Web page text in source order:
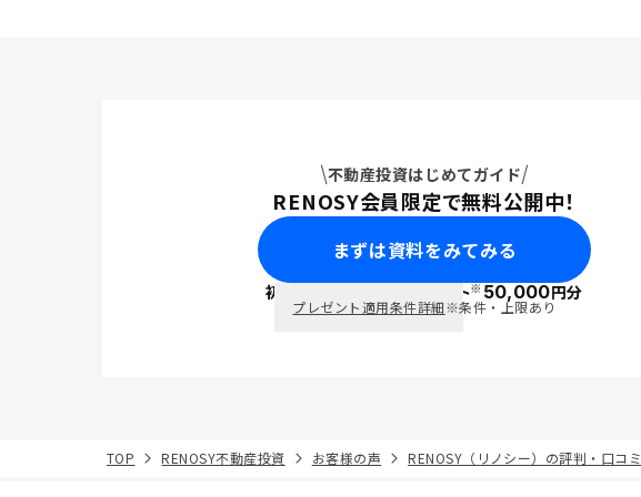
不動産投資はじめてガイド
RENOSY会員限定で無料公開中！
まずは資料をみてみる
初回面談で ポイント※50,000円分
プレゼント適用条件詳細※条件・上限あり
TOP RENOSY不動産投資 お客様の声 RENOSY（リノシー）の評判・口コミ